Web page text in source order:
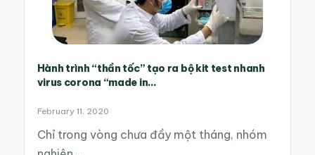
Hành trình “thần tốc” tạo ra bộ kit test nhanh
virus corona “made in...
February 11, 2020
Chỉ trong vòng chưa đầy một tháng, nhóm